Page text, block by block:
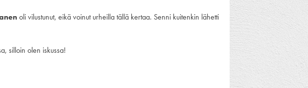
oli vilustunut, eikä voinut urheilla tällä kertaa. Senni kuitenkin lähetti
silloin olen iskussa!